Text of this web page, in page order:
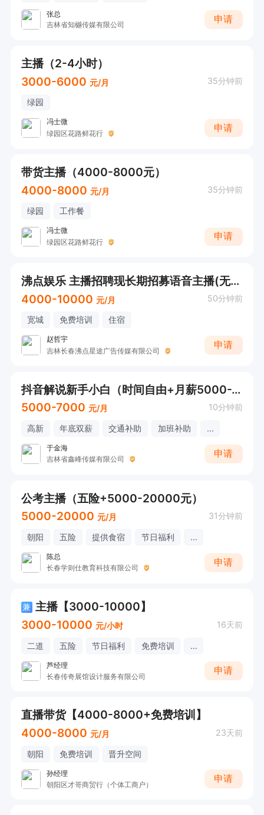
张总
吉林省知樾传媒有限公司
申请
主播（2-4小时）
3000-6000 元/月 35分钟前
绿园
冯士微
绿园区花路鲜花行
申请
带货主播（4000-8000元）
4000-8000 元/月 35分钟前
绿园 工作餐
冯士微
绿园区花路鲜花行
申请
沸点娱乐 主播招聘现长期招募语音主播(无需露脸)
4000-10000 元/月 50分钟前
宽城 免费培训 住宿
赵哲宇
吉林长春沸点星途广告传媒有限公司
申请
抖音解说新手小白（时间自由+月薪5000-7000）
5000-7000 元/月 10分钟前
高新 年底双薪 交通补助 加班补助 ...
于金海
吉林省鑫峰传媒有限公司
申请
公考主播（五险+5000-20000元）
5000-20000 元/月 31分钟前
朝阳 五险 提供食宿 节日福利 ...
陈总
长春学则仕教育科技有限公司
申请
兼 主播【3000-10000】
3000-10000 元/小时 16天前
二道 五险 节日福利 免费培训 ...
芦经理
长春传奇展馆设计服务有限公司
申请
直播带货【4000-8000+免费培训】
4000-8000 元/月 23天前
朝阳 免费培训 晋升空间
孙经理
朝阳区才哥商贸行（个体工商户）
申请